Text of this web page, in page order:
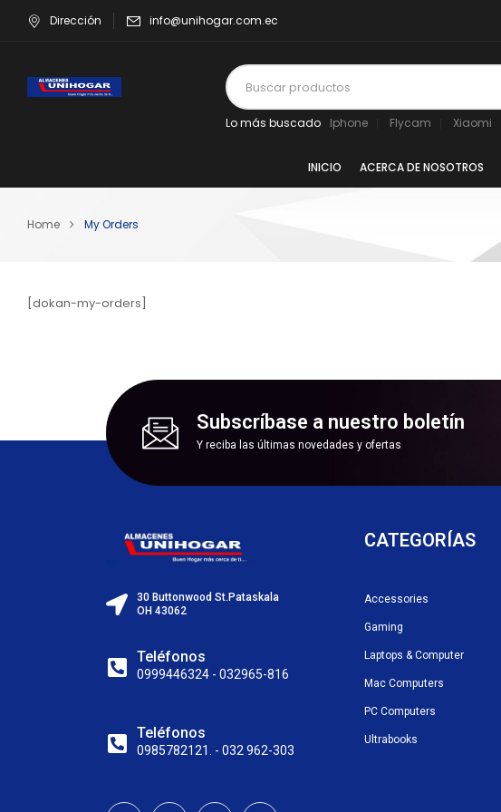
Dirección info@unihogar.com.ec
Lo más buscado Iphone Flycam Xiaomi
INICIO ACERCA DE NOSOTROS
Home My Orders
[dokan-my-orders]
Subscríbase a nuestro boletín
Y reciba las últimas novedades y ofertas
30 Buttonwood St.Pataskala
OH 43062
Teléfonos
0999446324 - 032965-816
Teléfonos
0985782121. - 032 962-303
CATEGORÍAS
Accessories
Gaming
Laptops & Computer
Mac Computers
PC Computers
Ultrabooks